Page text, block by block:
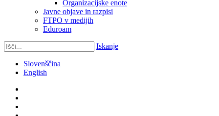
Organizacijske enote
Javne objave in razpisi
FTPO v medijih
Eduroam
Iskanje
Slovenščina
English